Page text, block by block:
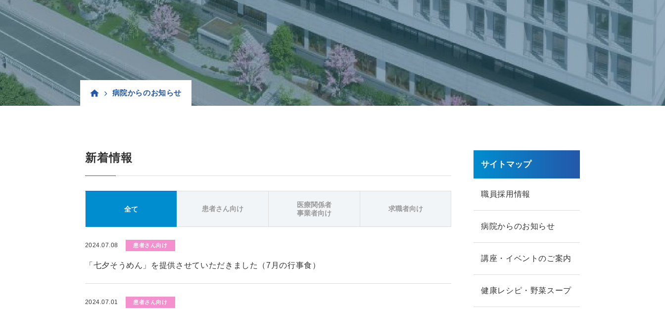
病院からのお知らせ
新着情報
全て 患者さん向け
医療関係者
事業者向け
求職者向け
2024.07.08 患者さん向け
「七夕そうめん」を提供させていただきました（7月の行事食）
2024.07.01 患者さん向け
サイトマップ
職員採用情報
病院からのお知らせ
講座・イベントのご案内
健康レシピ・野菜スープ